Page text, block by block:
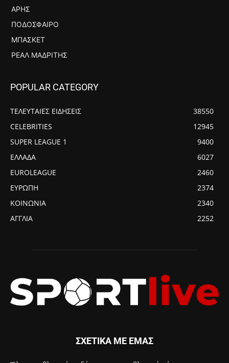
ΆΡΗΣ
ΠΟΔΌΣΦΑΙΡΟ
ΜΠΆΣΚΕΤ
ΡΕΆΛ ΜΑΔΡΊΤΗΣ
POPULAR CATEGORY
ΤΕΛΕΥΤΑΙΕΣ ΕΙΔΗΣΕΙΣ
38550
CELEBRITIES
12945
SUPER LEAGUE 1
9400
ΕΛΛΑΔΑ
6027
EUROLEAGUE
2460
ΕΥΡΩΠΗ
2374
ΚΟΙΝΩΝΙΑ
2340
ΑΓΓΛΙΑ
2252
ΣΧΕΤΙΚΑ ΜΕ ΕΜΑΣ